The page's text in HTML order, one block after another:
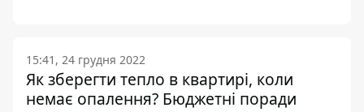
15:41, 24 грудня 2022
Як зберегти тепло в квартирі, коли
немає опалення? Бюджетні поради